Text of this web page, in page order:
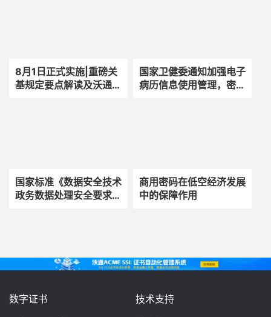
8月1日正式实施|重磅关
基规定要点解读及沃通应
国家卫健委通知加强电子
病历信息使用管理，密码
国家标准《数据安全技术
政务数据处理安全要求》
商用密码在低空经济发展
中的保障作用
数字证书 技术支持